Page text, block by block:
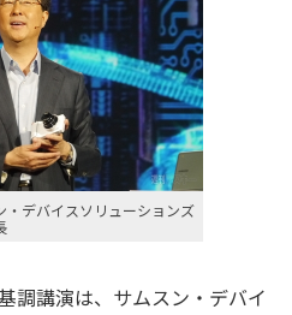
・デバイスソリューションズ
調講演は、サムスン・デバイ